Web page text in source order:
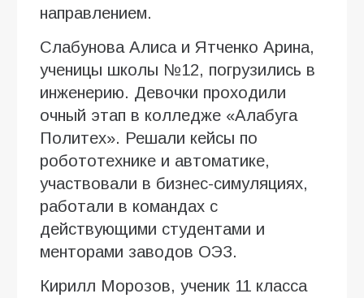
направлением.
Слабунова Алиса и Ятченко Арина,
ученицы школы №12, погрузились в
инженерию. Девочки проходили
очный этап в колледже «Алабуга
Политех». Решали кейсы по
робототехнике и автоматике,
участвовали в бизнес-симуляциях,
работали в командах с
действующими студентами и
менторами заводов ОЭЗ.
Кирилл Морозов, ученик 11 класса